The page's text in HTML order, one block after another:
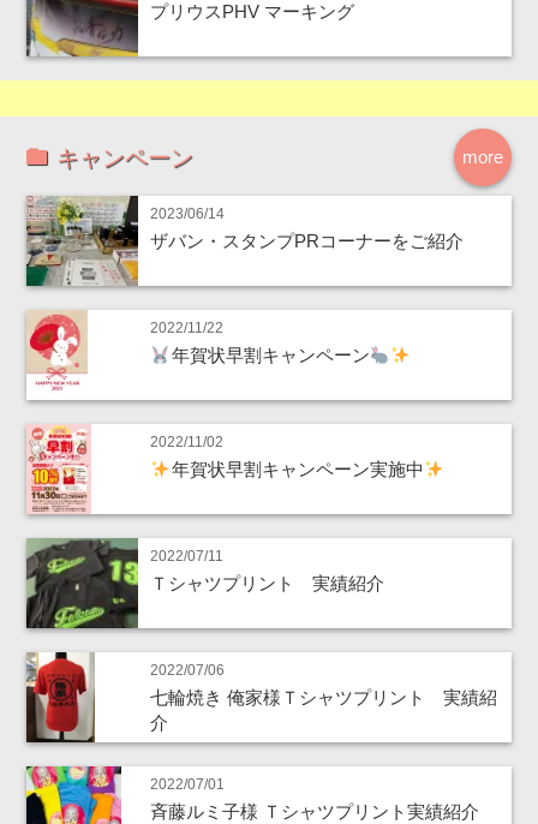
プリウスPHV マーキング
more
キャンペーン
2023/06/14
ザバン・スタンプPRコーナーをご紹介
2022/11/22
年賀状早割キャンペーン
2022/11/02
年賀状早割キャンペーン実施中
2022/07/11
Ｔシャツプリント 実績紹介
2022/07/06
七輪焼き 俺家様Ｔシャツプリント 実績紹
介
2022/07/01
斉藤ルミ子様 Ｔシャツプリント実績紹介